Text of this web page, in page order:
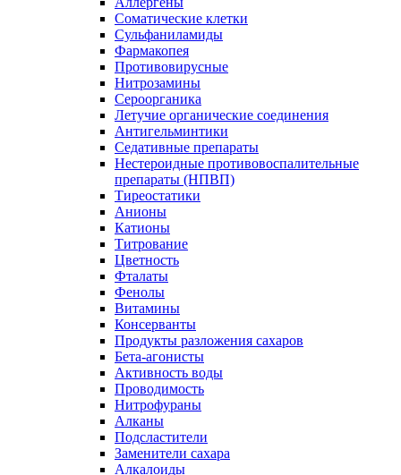
Соматические клетки
Сульфаниламиды
Фармакопея
Противовирусные
Нитрозамины
Сероорганика
Летучие органические соединения
Антигельминтики
Седативные препараты
Нестероидные противовоспалительные
препараты (НПВП)
Тиреостатики
Анионы
Катионы
Титрование
Цветность
Фталаты
Фенолы
Витамины
Консерванты
Продукты разложения сахаров
Бета-агонисты
Активность воды
Проводимость
Нитрофураны
Алканы
Подсластители
Заменители сахара
Алкалоиды